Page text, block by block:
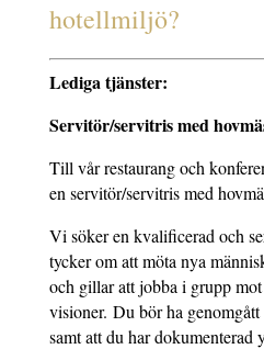
hotellmiljö?
Lediga tjänster:
Servitör/servitris med
Till vår restaurang och
en servitör/servitris med
Vi söker en kvalificerad och
tycker om att möta nya
och gillar att jobba i grupp
visioner. Du bör ha
samt att du har dokumenterad